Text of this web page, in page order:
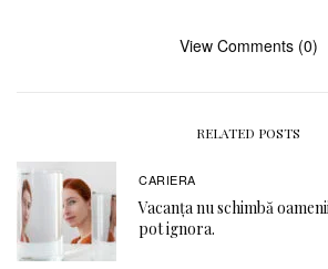
View Comments (0)
RELATED POSTS
CARIERA
Vacanța nu schimbă
pot ignora.